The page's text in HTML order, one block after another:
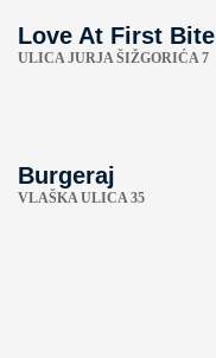
Love At First Bite
ULICA JURJA ŠIŽGORIĆA 7
Burgeraj
VLAŠKA ULICA 35